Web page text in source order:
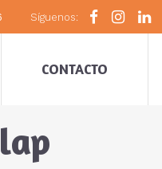
Síguenos:
CONTACTO